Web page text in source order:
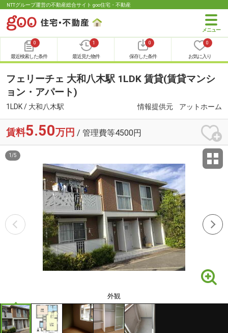
NTTグループ運営の不動産総合サイト goo住宅・不動産
0
最近検索した条件
1
最近見た物件
0
保存した条件
0
お気に入り
フェリーチェ 大和八木駅 1LDK 賃貸(賃貸マンシ
ョン・アパート)
1LDK / 大和八木駅 情報提供元 アットホーム
賃料5.50万円 / 管理費等4500円
外観
1 /5